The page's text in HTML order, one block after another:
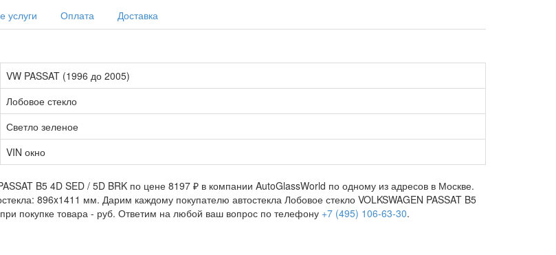
услуги Оплата Доставка
VW PASSAT (1996 до 2005)
Лобовое стекло
Светло зеленое
VIN окно
B5 4D SED / 5D BRK по цене 8197 ₽ в компании AutoGlassWorld по одному из адресов в Москве.
896x1411 мм. Дарим каждому покупателю автостекла Лобовое стекло VOLKSWAGEN PASSAT B5
покупке товара - руб. Ответим на любой ваш вопрос по телефону +7 (495) 106-63-30.